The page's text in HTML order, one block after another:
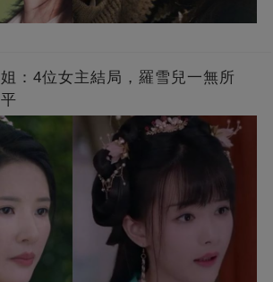
：4位女主結局，羅雪兒一無所